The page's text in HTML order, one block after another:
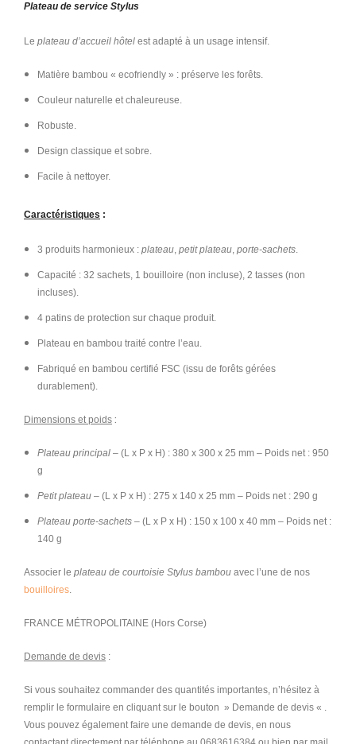
Plateau de service Stylus
Le plateau d’accueil hôtel est adapté à un usage intensif.
Matière bambou « ecofriendly » : préserve les forêts.
Couleur naturelle et chaleureuse.
Robuste.
Design classique et sobre.
Facile à nettoyer.
Caractéristiques :
3 produits harmonieux : plateau, petit plateau, porte-sachets.
Capacité : 32 sachets, 1 bouilloire (non incluse), 2 tasses (non
incluses).
4 patins de protection sur chaque produit.
Plateau en bambou traité contre l’eau.
Fabriqué en bambou certifié FSC (issu de forêts gérées
durablement).
Dimensions et poids :
Plateau principal – (L x P x H) : 380 x 300 x 25 mm – Poids net : 950
g
Petit plateau – (L x P x H) : 275 x 140 x 25 mm – Poids net : 290 g
Plateau porte-sachets – (L x P x H) : 150 x 100 x 40 mm – Poids net :
140 g
Associer le plateau de courtoisie Stylus bambou avec l’une de nos
bouilloires.
FRANCE MÉTROPOLITAINE (Hors Corse)
Demande de devis :
Si vous souhaitez commander des quantités importantes, n’hésitez à
remplir le formulaire en cliquant sur le bouton » Demande de devis « .
Vous pouvez également faire une demande de devis, en nous